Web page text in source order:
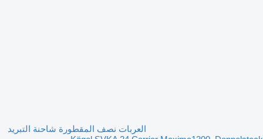
العربات نصف المقطورة شاحنة التبريد